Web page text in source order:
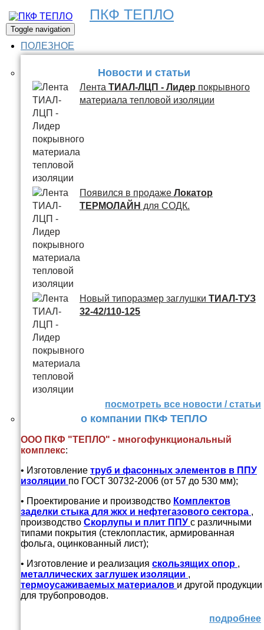
ПКФ ТЕПЛО
Toggle navigation
ПОЛЕЗНОЕ
Новости и статьи
Лента ТИАЛ-ЛЦП - Лидер покрывного
материала тепловой изоляции
Появился в продаже Локатор
ТЕРМОЛАЙН для СОДК.
Новый типоразмер заглушки ТИАЛ-ТУЗ
32-42/110-125
посмотреть все новости / статьи
о компании ПКФ ТЕПЛО
ООО ПКФ "ТЕПЛО" - многофункциональный
комплекс:
• Изготовление труб и фасонных элементов в ППУ
изоляции по ГОСТ 30732-2006 (от 57 до 530 мм);
• Проектирование и производство Комплектов
заделки стыка для жкх и нефтегазового сектора ,
производство Скорлупы и плит ППУ с различными
типами покрытия (стеклопластик, армированная
фольга, оцинкованный лист);
• Изготовление и реализация скользящих опор ,
металлических заглушек изоляции ,
термоусаживаемых материалов и другой продукции
для трубопроводов.
подробнее